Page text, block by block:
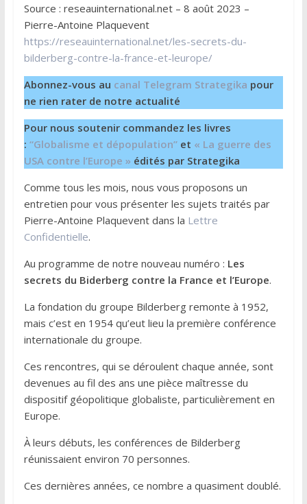
Source : reseauinternational.net – 8 août 2023 –
Pierre-Antoine Plaquevent
https://reseauinternational.net/les-secrets-du-
bilderberg-contre-la-france-et-leurope/
Abonnez-vous au canal Telegram Strategika pour
ne rien rater de notre actualité
Pour nous soutenir commandez les livres
: “Globalisme et dépopulation”et « La guerre des
USA contre l’Europe » édités par Strategika
Comme tous les mois, nous vous proposons un
entretien pour vous présenter les sujets traités par
Pierre-Antoine Plaquevent dans la Lettre
Confidentielle.
Au programme de notre nouveau numéro : Les
secrets du Biderberg contre la France et l’Europe.
La fondation du groupe Bilderberg remonte à 1952,
mais c’est en 1954 qu’eut lieu la première conférence
internationale du groupe.
Ces rencontres, qui se déroulent chaque année, sont
devenues au fil des ans une pièce maîtresse du
dispositif géopolitique globaliste, particulièrement en
Europe.
À leurs débuts, les conférences de Bilderberg
réunissaient environ 70 personnes.
Ces dernières années, ce nombre a quasiment doublé.